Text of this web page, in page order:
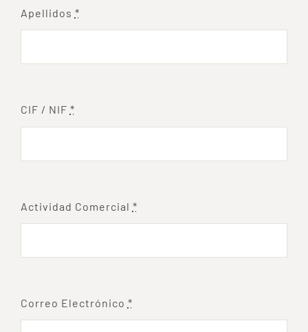
Apellidos *
CIF / NIF *
Actividad Comercial *
Correo Electrónico *